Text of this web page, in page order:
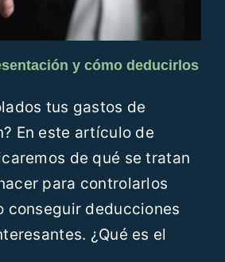
y cómo deducirlos
tus gastos de
En este artículo de
de qué se tratan
para controlarlos
conseguir deducciones
¿Qué es el